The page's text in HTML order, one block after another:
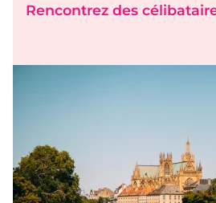
Rencontrez des